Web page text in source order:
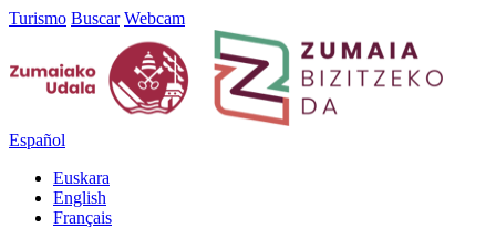
Turismo Buscar Webcam
Español
Euskara
English
Français